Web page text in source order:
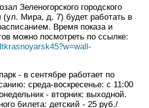
Зеленогорского городского
(ул. Мира, д. 7) будет работать в
Время показа и
можно посмотреть по ссылке:
- в сентябре работает по
среда-воскресенье: с 11:00
- вторник: выходной.
билета: детский - 25 руб./